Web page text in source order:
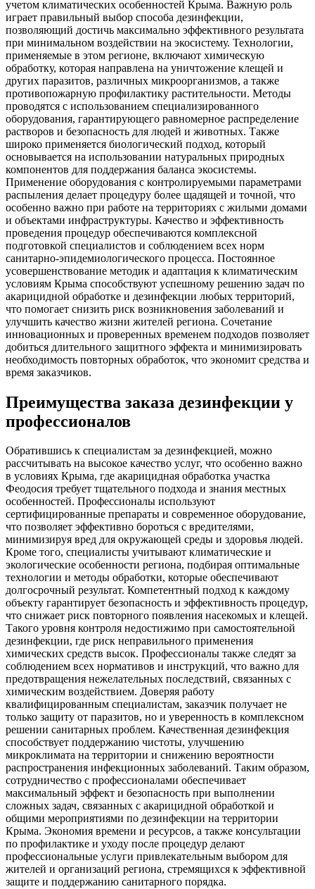
учетом климатических особенностей Крыма. Важную роль
играет правильный выбор способа дезинфекции,
позволяющий достичь максимально эффективного результата
при минимальном воздействии на экосистему. Технологии,
применяемые в этом регионе, включают химическую
обработку, которая направлена на уничтожение клещей и
других паразитов, различных микроорганизмов, а также
противопожарную профилактику растительности. Методы
проводятся с использованием специализированного
оборудования, гарантирующего равномерное распределение
растворов и безопасность для людей и животных. Также
широко применяется биологический подход, который
основывается на использовании натуральных природных
компонентов для поддержания баланса экосистемы.
Применение оборудования с контролируемыми параметрами
распыления делает процедуру более щадящей и точной, что
особенно важно при работе на территориях с жилыми домами
и объектами инфраструктуры. Качество и эффективность
проведения процедур обеспечиваются комплексной
подготовкой специалистов и соблюдением всех норм
санитарно-эпидемиологического процесса. Постоянное
усовершенствование методик и адаптация к климатическим
условиям Крыма способствуют успешному решению задач по
акарицидной обработке и дезинфекции любых территорий,
что помогает снизить риск возникновения заболеваний и
улучшить качество жизни жителей региона. Сочетание
инновационных и проверенных временем подходов позволяет
добиться длительного защитного эффекта и минимизировать
необходимость повторных обработок, что экономит средства и
время заказчиков.
Преимущества заказа дезинфекции у
профессионалов
Обратившись к специалистам за дезинфекцией, можно
рассчитывать на высокое качество услуг, что особенно важно
в условиях Крыма, где акарицидная обработка участка
Феодосия требует тщательного подхода и знания местных
особенностей. Профессионалы используют
сертифицированные препараты и современное оборудование,
что позволяет эффективно бороться с вредителями,
минимизируя вред для окружающей среды и здоровья людей.
Кроме того, специалисты учитывают климатические и
экологические особенности региона, подбирая оптимальные
технологии и методы обработки, которые обеспечивают
долгосрочный результат. Компетентный подход к каждому
объекту гарантирует безопасность и эффективность процедур,
что снижает риск повторного появления насекомых и клещей.
Такого уровня контроля недостижимо при самостоятельной
дезинфекции, где риск неправильного применения
химических средств высок. Профессионалы также следят за
соблюдением всех нормативов и инструкций, что важно для
предотвращения нежелательных последствий, связанных с
химическим воздействием. Доверяя работу
квалифицированным специалистам, заказчик получает не
только защиту от паразитов, но и уверенность в комплексном
решении санитарных проблем. Качественная дезинфекция
способствует поддержанию чистоты, улучшению
микроклимата на территории и снижению вероятности
распространения инфекционных заболеваний. Таким образом,
сотрудничество с профессионалами обеспечивает
максимальный эффект и безопасность при выполнении
сложных задач, связанных с акарицидной обработкой и
общими мероприятиями по дезинфекции на территории
Крыма. Экономия времени и ресурсов, а также консультации
по профилактике и уходу после процедур делают
профессиональные услуги привлекательным выбором для
жителей и организаций региона, стремящихся к эффективной
защите и поддержанию санитарного порядка.